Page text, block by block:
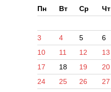
Пн
Вт Ср Чт
3
4 5 6
10
11 12 13
17
18 19 20
24
25 26 27